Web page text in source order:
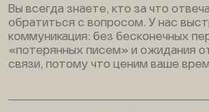
Вы всегда знаете, кто за что
обратиться с вопросом. У нас
коммуникация: без бесконечных
«потерянных писем» и ожидания
связи, потому что ценим ваше